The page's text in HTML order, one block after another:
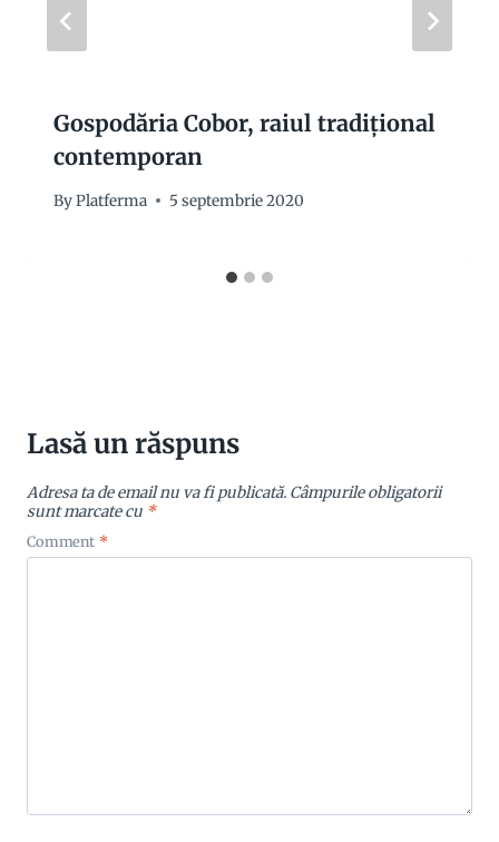
Gospodăria Cobor, raiul tradițional
contemporan
ByPlatferma 5 septembrie 2020
Lasă un răspuns
Adresa ta de email nu va fi publicată. Câmpurile obligatorii
sunt marcate cu *
Comment *